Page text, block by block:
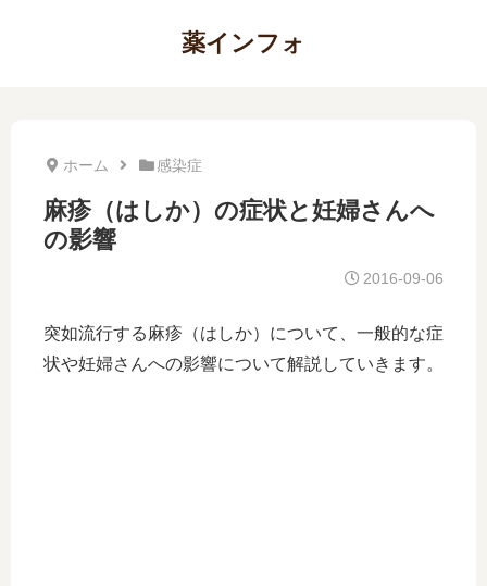
薬インフォ
ホーム 感染症
麻疹（はしか）の症状と妊婦さんへ
の影響
2016-09-06
突如流行する麻疹（はしか）について、一般的な症
状や妊婦さんへの影響について解説していきます。